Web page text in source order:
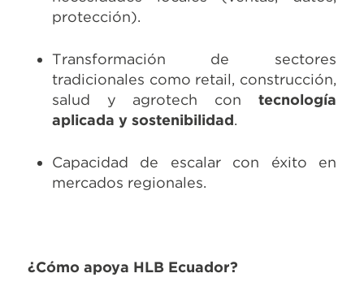
protección).
Transformación de sectores
tradicionales como retail, construcción,
salud y agrotech con tecnología
aplicada y sostenibilidad.
Capacidad de escalar con éxito en
mercados regionales.
¿Cómo apoya HLB Ecuador?